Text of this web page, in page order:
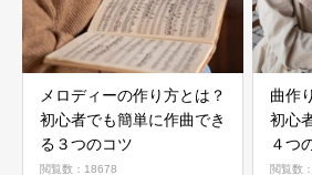
メロディーの作り方とは？
初心者でも簡単に作曲でき
る３つのコツ
閲覧数：18678
曲作
初心
４つ
閲覧数